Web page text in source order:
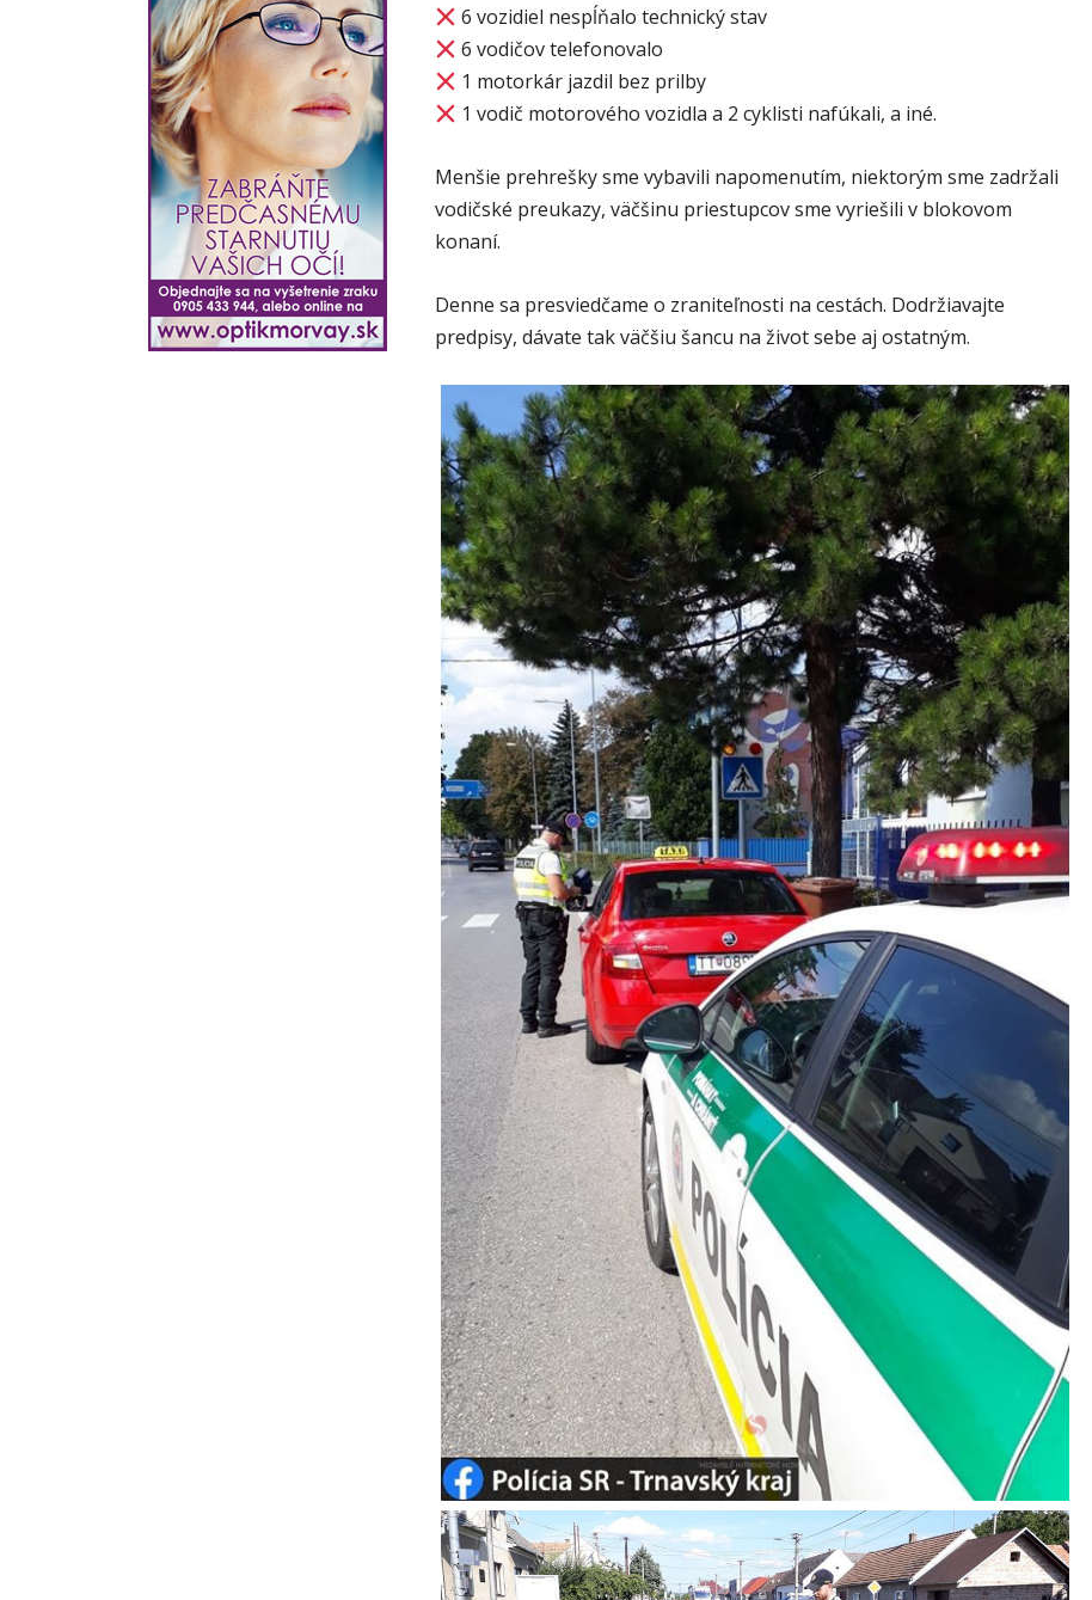
6 vozidiel nespĺňalo technický stav
6 vodičov telefonovalo
1 motorkár jazdil bez prilby
1 vodič motorového vozidla a 2 cyklisti nafúkali, a iné.
Menšie prehrešky sme vybavili napomenutím, niektorým sme zadržali
vodičské preukazy, väčšinu priestupcov sme vyriešili v blokovom
konaní.
Denne sa presviedčame o zraniteľnosti na cestách. Dodržiavajte
predpisy, dávate tak väčšiu šancu na život sebe aj ostatným.